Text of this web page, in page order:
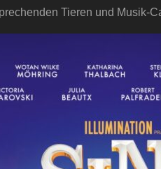
Tieren und Musik-